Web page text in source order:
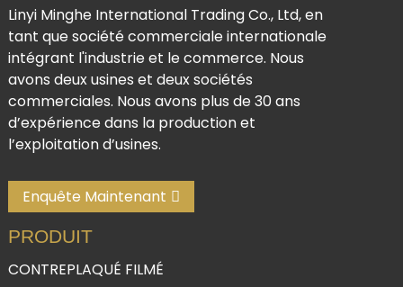
Linyi Minghe International Trading Co., Ltd, en
tant que société commerciale internationale
intégrant l'industrie et le commerce. Nous
avons deux usines et deux sociétés
commerciales. Nous avons plus de 30 ans
d’expérience dans la production et
l’exploitation d’usines.
Enquête Maintenant
PRODUIT
CONTREPLAQUÉ FILMÉ